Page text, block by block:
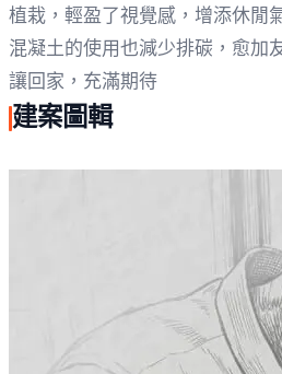
植栽，輕盈了視覺感，增添休閒
混凝土的使用也減少排碳，愈加
讓回家，充滿期待
建案圖輯